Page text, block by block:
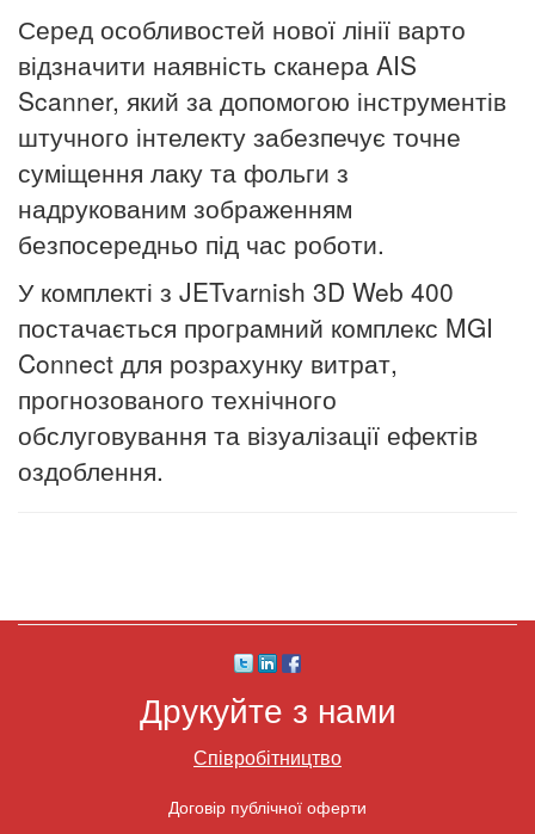
Серед особливостей нової лінії варто
відзначити наявність сканера AIS
Scanner, який за допомогою інструментів
штучного інтелекту забезпечує точне
суміщення лаку та фольги з
надрукованим зображенням
безпосередньо під час роботи.
У комплекті з JETvarnish 3D Web 400
постачається програмний комплекс MGI
Connect для розрахунку витрат,
прогнозованого технічного
обслуговування та візуалізації ефектів
оздоблення.
Друкуйте з нами
Співробітництво
Договір публічної оферти